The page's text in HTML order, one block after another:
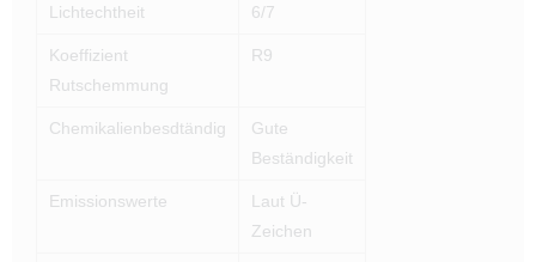
Lichtechtheit 6/7
Koeffizient
Rutschemmung
R9
Chemikalienbesdtändig
Gute
Beständigkeit
Emissionswerte
Laut Ü-
Zeichen